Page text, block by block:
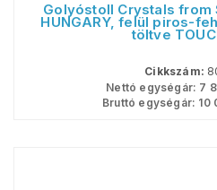
Golyóstoll Crystals from
HUNGARY, felül piros-
töltve
Cikkszám:
Nettó egységár: 7
Bruttó egységár: 10